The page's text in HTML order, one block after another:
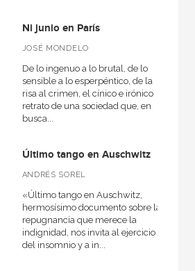
Ni junio en París
JOSÉ MONDELO
De lo ingenuo a lo brutal, de lo
sensible a lo esperpéntico, de la
risa al crimen, el cínico e irónico
retrato de una sociedad que, en
busca...
Último tango en Auschwitz
ANDRÉS SOREL
«Último tango en Auschwitz,
hermosísimo documento sobre la
repugnancia que merece la
indignidad, nos invita al ejercicio
del insomnio y a in...